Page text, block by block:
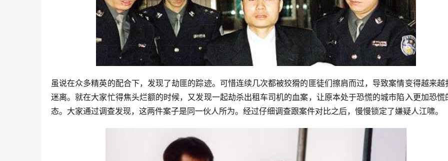
虽说在众多精英的配合下，发现了劫匪的踪迹。可惜连续几次都被狡猾的匪徒们擦肩而过，导致案情变得越来越
迷离。就在大家忙得焦头烂额的时候，又发现一起劫杀出租车司机的血案，让原本处于恐慌的城市陷入更加恐慌
态。大家通过调查发现，这两件案子是同一伙人所为。经过仔细调查跟案件对比之后，慢慢锁定了嫌疑人江啸。